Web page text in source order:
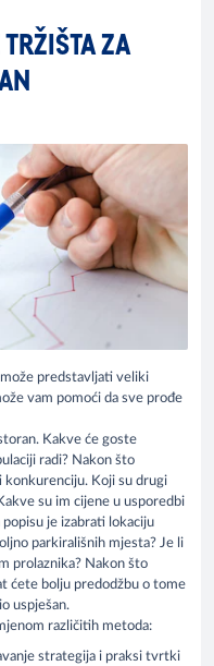
ZA
predstavljati veliki
vam pomoći da sve prođe
Kakve će goste
radi? Nakon što
Koji su drugi
su im cijene u usporedbi
popisu je izabrati lokaciju
parkirališnih mjesta? Je li
prolaznika? Nakon što
ćete bolju predodžbu o tome
uspješan.
različitih metoda:
strategija i praksi tvrtki